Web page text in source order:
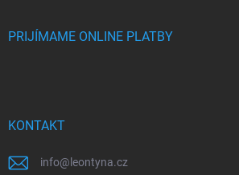
PRIJÍMAME ONLINE PLATBY
KONTAKT
info@ leontyna.cz